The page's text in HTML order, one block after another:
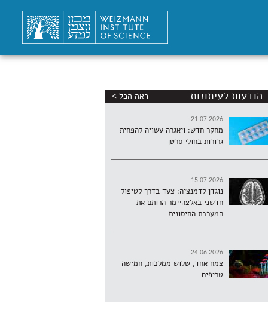
הודעות לעיתונות ראה הכל >
21.07.2026
מחקר חדש: ויאגרה עשויה להפחית
גרורות בחולי סרטן
15.07.2026
נוגדן לדמנציה: צעד בדרך לטיפול
חדשני באלצהיימר הרותם את
המערכת החיסונית
24.06.2026
צמח אחד, שלוש ממלכות, חמישה
טריפים